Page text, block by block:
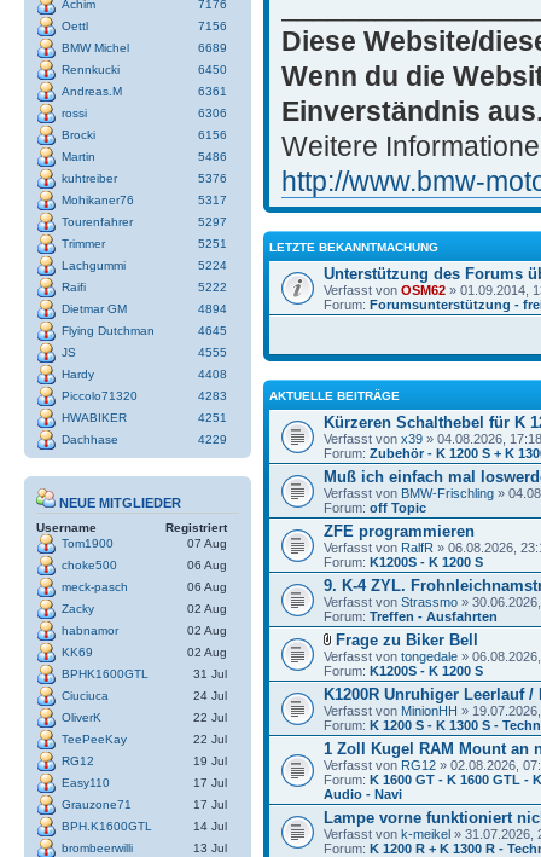
Achim
7176
Oettl
7156
BMW Michel
6689
Rennkucki
6450
Andreas.M
6361
rossi
6306
Brocki
6156
Martin
5486
kuhtreiber
5376
Mohikaner76
5317
Tourenfahrer
5297
Trimmer
5251
Lachgummi
5224
Raifi
5222
Dietmar GM
4894
Flying Dutchman
4645
JS
4555
Hardy
4408
Piccolo71320
4283
HWABIKER
4251
Dachhase
4229
NEUE MITGLIEDER
Username
Registriert
Tom1900
07 Aug
choke500
06 Aug
meck-pasch
06 Aug
Zacky
02 Aug
habnamor
02 Aug
KK69
02 Aug
BPHK1600GTL
31 Jul
Ciuciuca
24 Jul
OliverK
22 Jul
TeePeeKay
22 Jul
RG12
19 Jul
Easy110
17 Jul
Grauzone71
17 Jul
BPH.K1600GTL
14 Jul
brombeerwilli
13 Jul
Diese Website/
Wenn du die
Einverständnis
Weitere
http://www.bmw-
LETZTE BEKANNTMACHUNG
Unterstützung des Forums
Verfasst von OSM62 » 01.09.2014,
Forum: Forumsunterstützung -
AKTUELLE BEITRÄGE
Kürzeren Schalthebel für K
Verfasst von x39 » 04.08.2026, 17:18
Forum: Zubehör - K 1200 S + K
Muß ich einfach mal
Verfasst von BMW-Frischling »
Forum: off Topic
ZFE programmieren
Verfasst von RalfR » 06.08.2026,
Forum: K1200S - K 1200 S
9. K-4 ZYL.
Verfasst von Strassmo »
Forum: Treffen - Ausfahrten
Frage zu Biker Bell
Verfasst von tongedale »
Forum: K1200S - K 1200 S
K1200R Unruhiger Leerlauf /
Verfasst von MinionHH »
Forum: K 1200 S - K 1300 S -
1 Zoll Kugel RAM Mount an
Verfasst von RG12 » 02.08.2026,
Forum: K 1600 GT - K 1600 GTL -
Audio - Navi
Lampe vorne funktioniert
Verfasst von k-meikel » 31.07.2026,
Forum: K 1200 R + K 1300 R -